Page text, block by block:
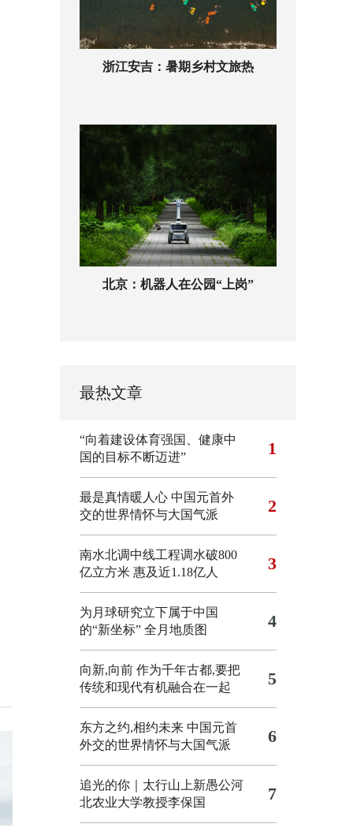
浙江安吉：暑期乡村文旅热
北京：机器人在公园“上岗”
最热文章
“向着建设体育强国、健康中
国的目标不断迈进”
1
最是真情暖人心 中国元首外
交的世界情怀与大国气派
2
南水北调中线工程调水破800
亿立方米 惠及近1.18亿人
3
为月球研究立下属于中国
的“新坐标” 全月地质图 4
向新,向前 作为千年古都,要把
传统和现代有机融合在一起
5
东方之约,相约未来 中国元首
外交的世界情怀与大国气派
6
追光的你｜太行山上新愚公河
北农业大学教授李保国
7